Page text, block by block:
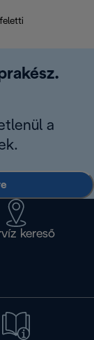
a
kereső